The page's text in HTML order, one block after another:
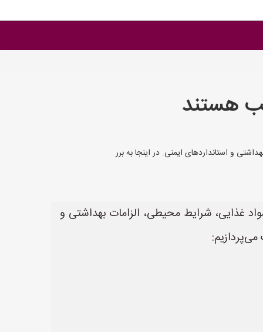
هستند
و استانداردهای ایمنی. در اینجا به برر
غذایی، شرایط محیطی، الزامات بهداشتی و